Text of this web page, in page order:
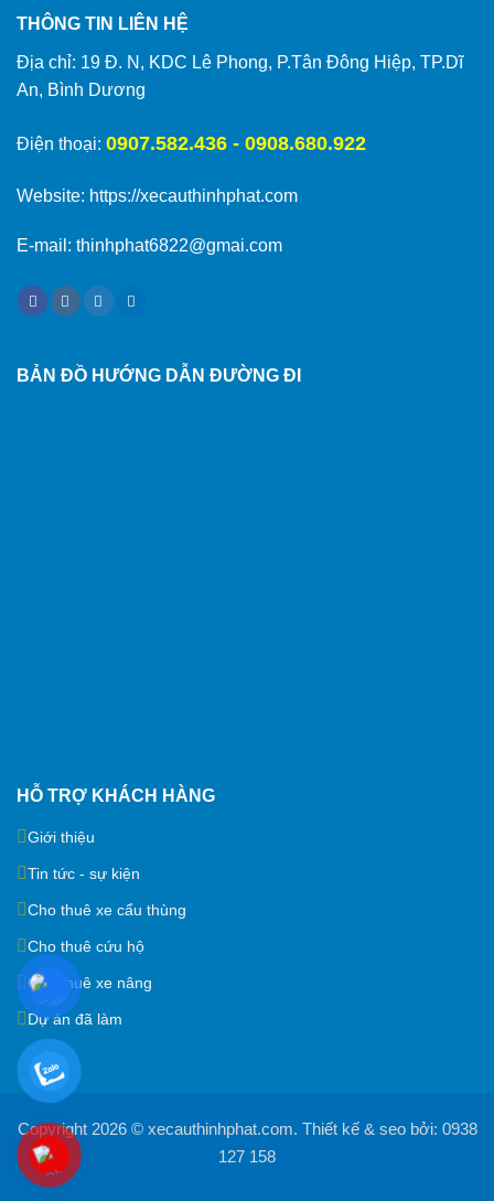
THÔNG TIN LIÊN HỆ
Địa chỉ: 19 Đ. N, KDC Lê Phong, P.Tân Đông Hiệp, TP.Dĩ
An, Bình Dương
Điện thoại: 0907.582.436 - 0908.680.922
Website: https://xecauthinhphat.com
E-mail: thinhphat6822@gmai.com
HỖ TRỢ KHÁCH HÀNG
Giới thiệu
Tin tức - sự kiện
Cho thuê xe cẩu thùng
Cho thuê cứu hộ
Cho thuê xe nâng
Dự án đã làm
BẢN ĐỒ HƯỚNG DẪN ĐƯỜNG ĐI
Copyright 2026 © xecauthinhphat.com. Thiết kế & seo bởi: 0938
127 158